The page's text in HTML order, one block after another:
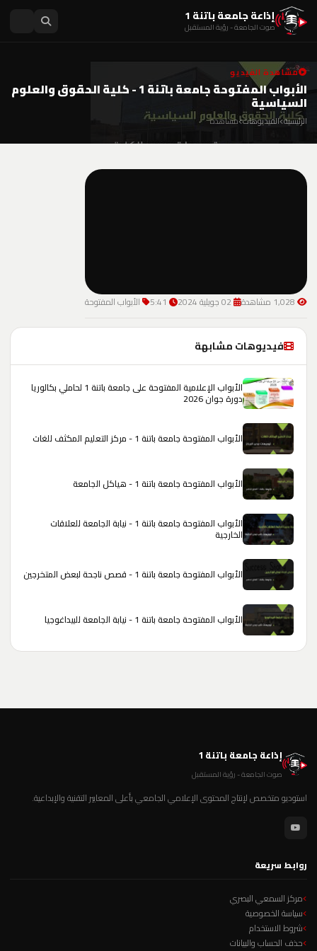
إذاعة جامعة باتنة 1
صوت الجامعة - رؤية المستقبل
مشاهدة الفيديو
الأبواب المفتوحة جامعة باتنة 1 - كلية الحقوق والعلوم
السياسية
الرئيسية الفيديوهات مشاهدة
الأبواب المفتوحة
فيديوهات مشابهة
الأبواب الإعلامية المفتوحة على جامعة باتنة 1 لحاملي بكالوريا
دورة جوان 2026
الأبواب المفتوحة جامعة باتنة 1 - مركز التعليم المكثف للغات
الأبواب المفتوحة جامعة باتنة 1 - هياكل الجامعة
الأبواب المفتوحة جامعة باتنة 1 - نيابة الجامعة للعلاقات
الخارجية
الأبواب المفتوحة جامعة باتنة 1 - قصص ناجحة لبعض المتخرجين
الأبواب المفتوحة جامعة باتنة 1 - نيابة الجامعة للبيداغوجيا
إذاعة جامعة باتنة 1
صوت الجامعة - رؤية المستقبل
استوديو متخصص لإنتاج المحتوى الإعلامي الجامعي بأعلى المعايير التقنية والإبداعية.
روابط سريعة
مركز السمعي البصري
سياسة الخصوصية
شروط الاستخدام
حذف الحساب والبيانات